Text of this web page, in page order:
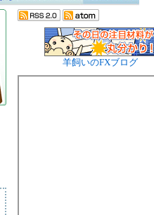
羊飼いのFXブログ